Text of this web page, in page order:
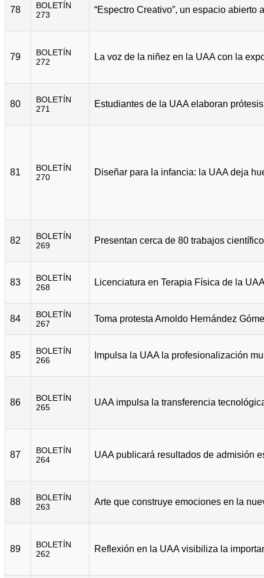
78
BOLETÍN
273
79
BOLETÍN
272
80
BOLETÍN
271
81
BOLETÍN
270
82
BOLETÍN
269
83
BOLETÍN
268
84
BOLETÍN
267
85
BOLETÍN
266
86
BOLETÍN
265
87
BOLETÍN
264
88
BOLETÍN
263
89
BOLETÍN
262